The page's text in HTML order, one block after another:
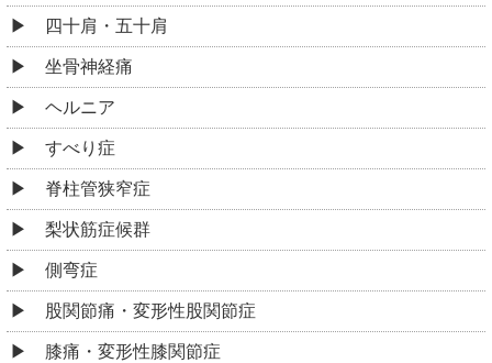
四十肩・五十肩
坐骨神経痛
ヘルニア
すべり症
脊柱管狭窄症
梨状筋症候群
側弯症
股関節痛・変形性股関節症
膝痛・変形性膝関節症